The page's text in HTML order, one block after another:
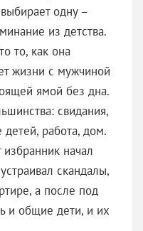
одну –
из детства.
то, как она
жизни с мужчиной
ямой без дна.
свидания,
детей, работа, дом.
начал
скандалы,
а после под
и общие дети, и их